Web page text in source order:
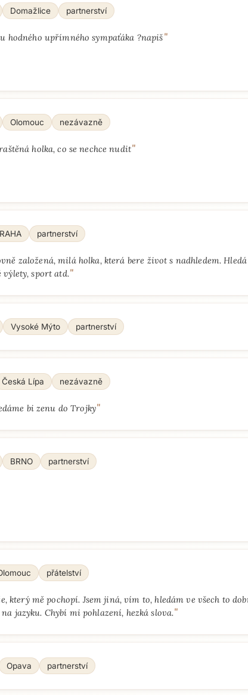
Přejít na hlavní obsah
Domažlice partnerství
hodného upřímného sympaťáka ?napiš"
Olomouc nezávazně
holka, co se nechce nudit"
partnerství
založená, milá holka, která bere život s nadhledem.
výlety, sport atd."
Vysoké Mýto partnerství
Česká Lípa nezávazně
bi zenu do Trojky"
BRNO partnerství
přátelství
který mě pochopí. Jsem jiná, vím to, hledám ve všech to
jazyku. Chybí mi pohlazení, hezká slova."
Opava partnerství